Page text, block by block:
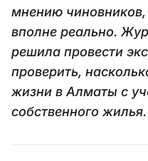
мнению
вполне реально.
решила провести
проверить,
жизни в Алматы с
собственного жилья.